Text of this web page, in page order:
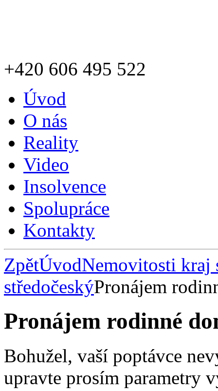
+420 606 495 522
Úvod
O nás
Reality
Video
Insolvence
Spolupráce
Kontakty
ZpětÚvodNemovitosti kraj
středočeskýPronájem
Pronájem rodinné
Bohužel, vaší poptávce
upravte prosím parametry